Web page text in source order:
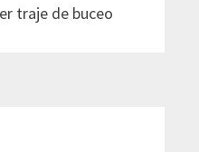
traje de buceo